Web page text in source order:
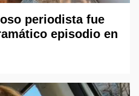
periodista fue
episodio en